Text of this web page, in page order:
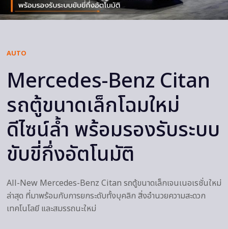
AUTO
Mercedes-Benz Citan
รถตู้ขนาดเล็กโฉมใหม่
ดีไซน์ล้ำ พร้อมรองรับระบบ
ขับขี่กึ่งอัตโนมัติ
All-New Mercedes-Benz Citan รถตู้ขนาดเล็กเจนเนอเรชั่นใหม่
ล่าสุด ที่มาพร้อมกับการยกระดับทั้งบุคลิก สิ่งอำนวยความสะดวก
เทคโนโลยี และสมรรถนะใหม่